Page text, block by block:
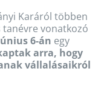
Karáról többen
tanévre vonatkozó
6-án egy
arra, hogy
vállalásaikról